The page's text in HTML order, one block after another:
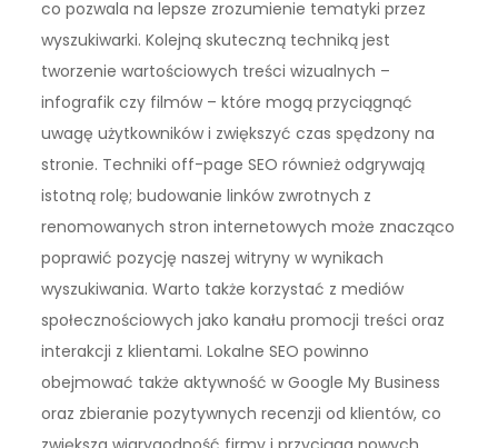
co pozwala na lepsze zrozumienie tematyki przez
wyszukiwarki. Kolejną skuteczną techniką jest
tworzenie wartościowych treści wizualnych –
infografik czy filmów – które mogą przyciągnąć
uwagę użytkowników i zwiększyć czas spędzony na
stronie. Techniki off-page SEO również odgrywają
istotną rolę; budowanie linków zwrotnych z
renomowanych stron internetowych może znacząco
poprawić pozycję naszej witryny w wynikach
wyszukiwania. Warto także korzystać z mediów
społecznościowych jako kanału promocji treści oraz
interakcji z klientami. Lokalne SEO powinno
obejmować także aktywność w Google My Business
oraz zbieranie pozytywnych recenzji od klientów, co